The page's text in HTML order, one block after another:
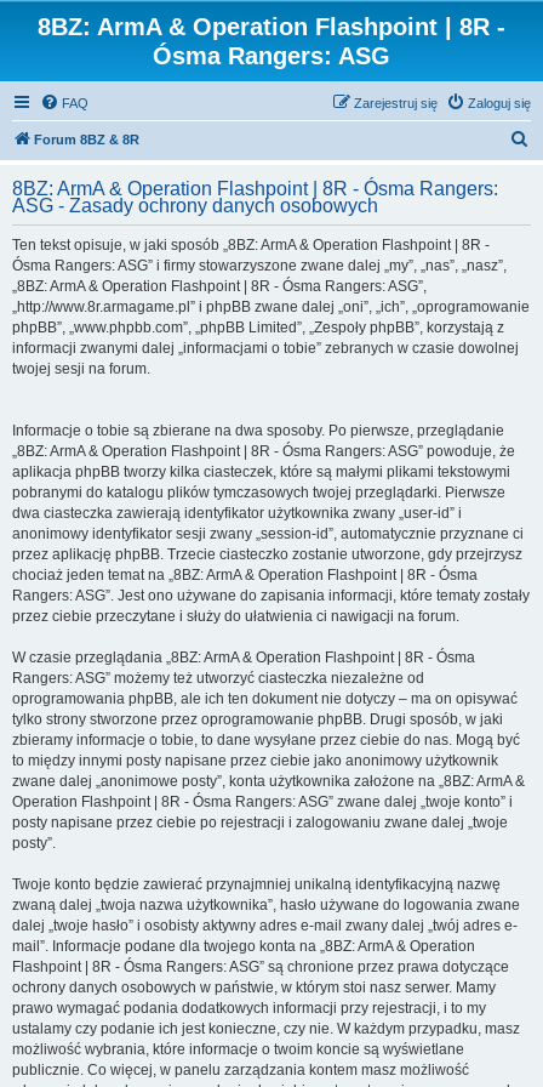
8BZ: ArmA & Operation Flashpoint | 8R -
Ósma Rangers: ASG
FAQ Zaloguj się
Zarejestruj się
Forum 8BZ & 8R
k
8BZ: ArmA & Operation Flashpoint | 8R - Ósma Rangers:
ASG - Zasady ochrony danych osobowych
Ten tekst opisuje, w jaki sposób „8BZ: ArmA & Operation Flashpoint | 8R -
Ósma Rangers: ASG” i firmy stowarzyszone zwane dalej „my”, „nas”, „nasz”,
„8BZ: ArmA & Operation Flashpoint | 8R - Ósma Rangers: ASG”,
„http://www.8r.armagame.pl” i phpBB zwane dalej „oni”, „ich”, „oprogramowanie
phpBB”, „www.phpbb.com”, „phpBB Limited”, „Zespoły phpBB”, korzystają z
informacji zwanymi dalej „informacjami o tobie” zebranych w czasie dowolnej
twojej sesji na forum.
Informacje o tobie są zbierane na dwa sposoby. Po pierwsze, przeglądanie
„8BZ: ArmA & Operation Flashpoint | 8R - Ósma Rangers: ASG” powoduje, że
aplikacja phpBB tworzy kilka ciasteczek, które są małymi plikami tekstowymi
pobranymi do katalogu plików tymczasowych twojej przeglądarki. Pierwsze
dwa ciasteczka zawierają identyfikator użytkownika zwany „user-id” i
anonimowy identyfikator sesji zwany „session-id”, automatycznie przyznane ci
przez aplikację phpBB. Trzecie ciasteczko zostanie utworzone, gdy przejrzysz
chociaż jeden temat na „8BZ: ArmA & Operation Flashpoint | 8R - Ósma
Rangers: ASG”. Jest ono używane do zapisania informacji, które tematy zostały
przez ciebie przeczytane i służy do ułatwienia ci nawigacji na forum.
W czasie przeglądania „8BZ: ArmA & Operation Flashpoint | 8R - Ósma
Rangers: ASG” możemy też utworzyć ciasteczka niezależne od
oprogramowania phpBB, ale ich ten dokument nie dotyczy – ma on opisywać
tylko strony stworzone przez oprogramowanie phpBB. Drugi sposób, w jaki
zbieramy informacje o tobie, to dane wysyłane przez ciebie do nas. Mogą być
to między innymi posty napisane przez ciebie jako anonimowy użytkownik
zwane dalej „anonimowe posty”, konta użytkownika założone na „8BZ: ArmA &
Operation Flashpoint | 8R - Ósma Rangers: ASG” zwane dalej „twoje konto” i
posty napisane przez ciebie po rejestracji i zalogowaniu zwane dalej „twoje
posty”.
Twoje konto będzie zawierać przynajmniej unikalną identyfikacyjną nazwę
zwaną dalej „twoja nazwa użytkownika”, hasło używane do logowania zwane
dalej „twoje hasło” i osobisty aktywny adres e-mail zwany dalej „twój adres e-
mail”. Informacje podane dla twojego konta na „8BZ: ArmA & Operation
Flashpoint | 8R - Ósma Rangers: ASG” są chronione przez prawa dotyczące
ochrony danych osobowych w państwie, w którym stoi nasz serwer. Mamy
prawo wymagać podania dodatkowych informacji przy rejestracji, i to my
ustalamy czy podanie ich jest konieczne, czy nie. W każdym przypadku, masz
możliwość wybrania, które informacje o twoim koncie są wyświetlane
publicznie. Co więcej, w panelu zarządzania kontem masz możliwość